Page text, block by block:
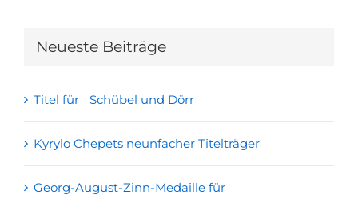
Neueste Beiträge
Titel für Schübel und Dörr
Kyrylo Chepets neunfacher Titelträger
Georg-August-Zinn-Medaille für